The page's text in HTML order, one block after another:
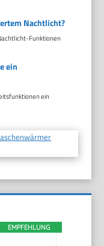
Nachtlicht?
Funktionen
ein
ein
EMPFEHLUNG